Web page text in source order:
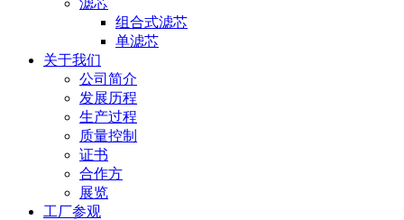
滤芯
组合式滤芯
单滤芯
关于我们
公司简介
发展历程
生产过程
质量控制
证书
合作方
展览
工厂参观